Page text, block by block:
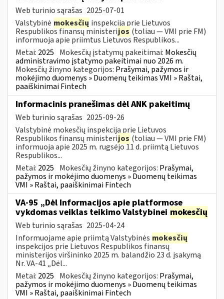
Web turinio sąrašas 2025-07-01
Valstybinė mokesčių inspekcija prie Lietuvos
Respublikos finansų ministerijos (toliau — VMI prie FM)
informuoja apie priimtus Lietuvos Respublikos...
Metai: 2025 Mokesčių įstatymų pakeitimai: Mokesčių
administravimo įstatymo pakeitimai nuo 2026 m.
Mokesčių žinyno kategorijos: Prašymai, pažymos ir
mokėjimo duomenys » Duomenų teikimas VMI » Raštai,
paaiškinimai Fintech
Informacinis pranešimas dėl ANK pakeitimų
Web turinio sąrašas 2025-09-26
Valstybinė mokesčių inspekcija prie Lietuvos
Respublikos finansų ministerijos (toliau — VMI prie FM)
informuoja apie 2025 m. rugsėjo 11 d. priimtą Lietuvos
Respublikos...
Metai: 2025 Mokesčių žinyno kategorijos: Prašymai,
pažymos ir mokėjimo duomenys » Duomenų teikimas
VMI » Raštai, paaiškinimai Fintech
VA-95 „Dėl Informacijos apie platformose
vykdomas veiklas teikimo Valstybinei mokesčių
Web turinio sąrašas 2025-04-24
Informuojame apie priimtą Valstybinės mokesčių
inspekcijos prie Lietuvos Respublikos finansų
ministerijos viršininko 2025 m. balandžio 23 d. įsakymą
Nr. VA-41 „Dėl...
Metai: 2025 Mokesčių žinyno kategorijos: Prašymai,
pažymos ir mokėjimo duomenys » Duomenų teikimas
VMI » Raštai, paaiškinimai Fintech